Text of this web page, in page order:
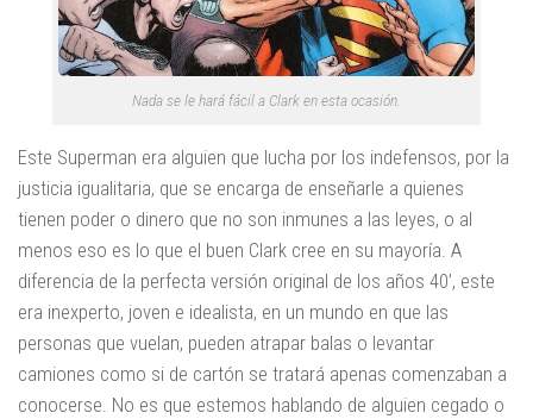
Nada se le hará fácil a Clark en esta ocasión.
Este Superman era alguien que lucha por los indefensos, por la
justicia igualitaria, que se encarga de enseñarle a quienes
tienen poder o dinero que no son inmunes a las leyes, o al
menos eso es lo que el buen Clark cree en su mayoría. A
diferencia de la perfecta versión original de los años 40’, este
era inexperto, joven e idealista, en un mundo en que las
personas que vuelan, pueden atrapar balas o levantar
camiones como si de cartón se tratará apenas comenzaban a
conocerse. No es que estemos hablando de alguien cegado o